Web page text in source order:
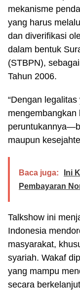
mekanisme
yang harus
dan diverifikasi
dalam bentuk
(STBPN),
Tahun 2006.
“Dengan
mengembangkan
maupun
Baca juga:
Ini
Pembayaran
Talkshow ini
Indonesia
masyarakat,
syariah. Wakaf
yang mampu
secara